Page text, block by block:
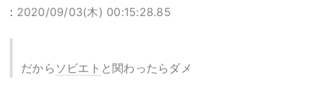
: 2020/09/03(木) 00:15:28.85
だから ソビエト と関わったらダメ